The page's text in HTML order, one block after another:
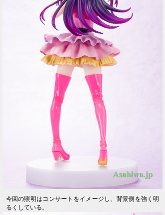
今回の照明はコンサートをイメージし、背景側を強く明
るくしている。